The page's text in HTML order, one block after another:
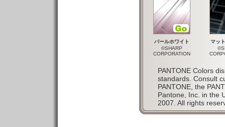
パールホワイト
©SHARP
CORPORATION
マッ
PANTONE Colors
standards. Consult
PANTONE, the
Pantone, Inc. in the
2007. All rights